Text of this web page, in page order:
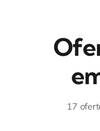
17